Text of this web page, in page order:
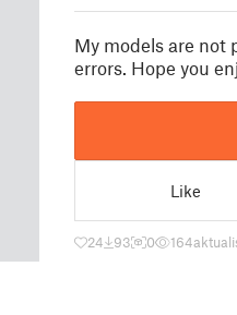
My models are not
errors. Hope you
Like
24 93 0 164